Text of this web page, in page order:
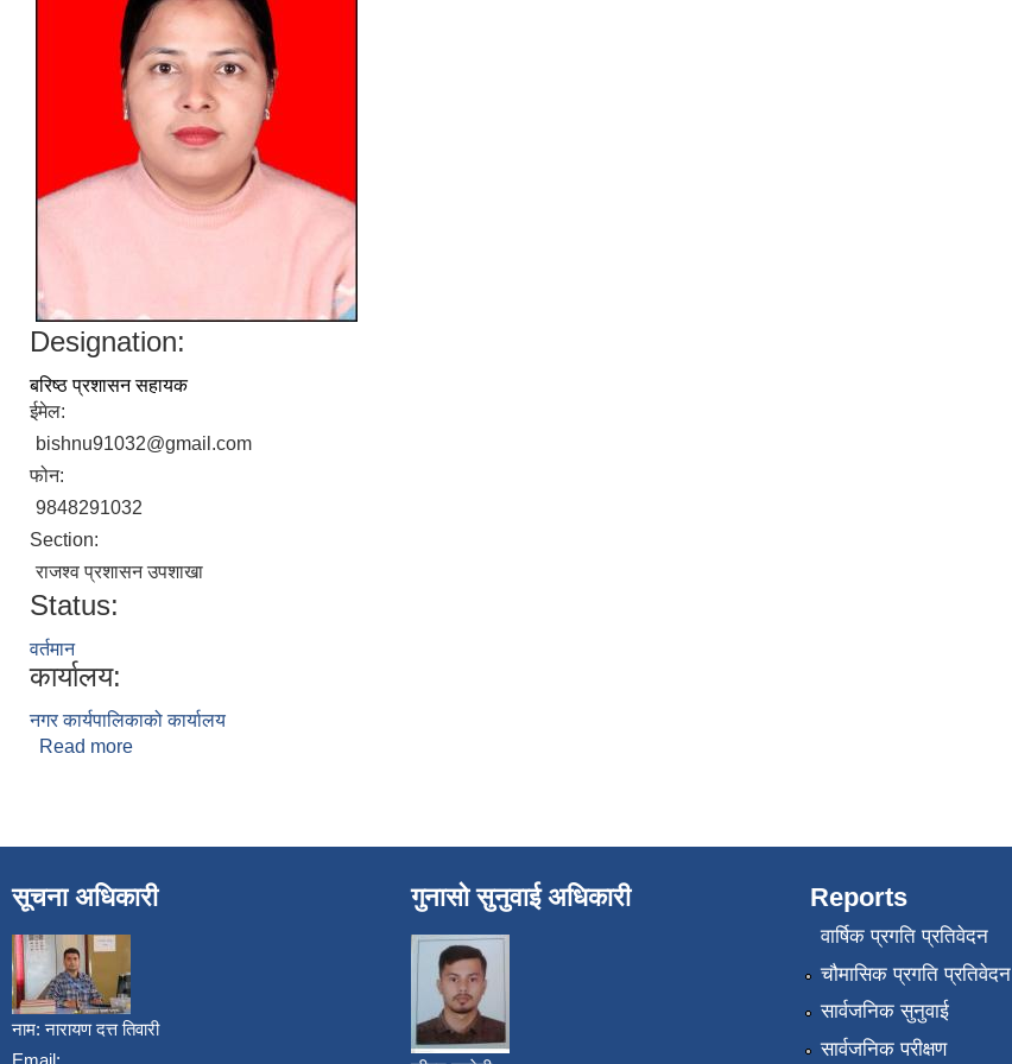
Designation:
बरिष्ठ प्रशासन सहायक
ईमेल:
bishnu91032@gmail.com
फोन:
9848291032
Section:
राजश्व प्रशासन उपशाखा
Status:
वर्तमान
कार्यालय:
नगर कार्यपालिकाको कार्यालय
Read more
सूचना अधिकारी
नाम:नारायण दत्त तिवारी
Email:
गुनासो सुनुवाई अधिकारी Reports
वार्षिक प्रगति प्रतिवेदन
चौमासिक प्रगति प्रतिवेदन
सार्वजनिक सुनुवाई
सार्वजनिक परीक्षण